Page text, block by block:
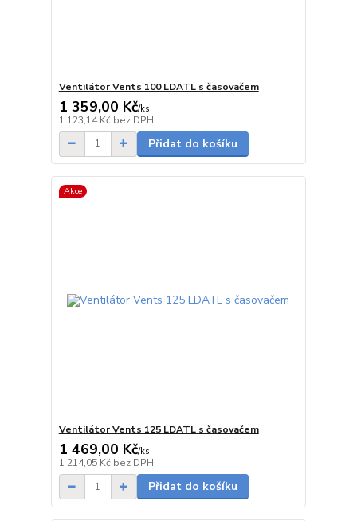
Ventilátor Vents 100 LDATL s časovačem
1 359,00 Kč/ks
1 123,14 Kč bez DPH
Přidat do košíku
Akce
Ventilátor Vents 125 LDATL s časovačem
1 469,00 Kč/ks
1 214,05 Kč bez DPH
Přidat do košíku